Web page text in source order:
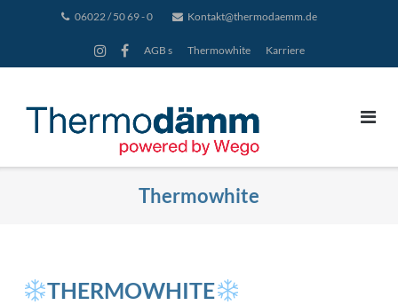
06022 / 50 69 - 0 Kontakt@thermodaemm.de
AGB s Thermowhite Karriere
Thermowhite
THERMOWHITE